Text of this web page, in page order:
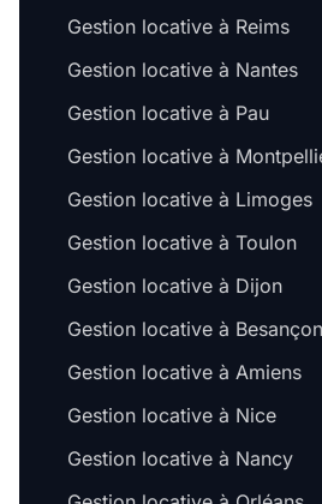
Gestion locative à Reims
Gestion locative à Nantes
Gestion locative à Pau
Gestion locative à
Gestion locative à Limoges
Gestion locative à Toulon
Gestion locative à Dijon
Gestion locative à Besançon
Gestion locative à Amiens
Gestion locative à Nice
Gestion locative à Nancy